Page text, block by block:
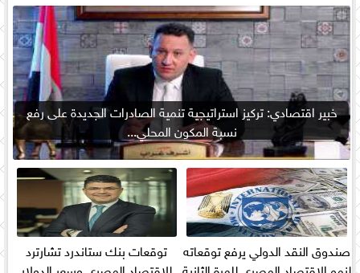
خبير اقتصادي: تركيز استراتيجية تنمية الصادرات الجديدة على رفع
نسبة المكون المحلي...
صندوق النقد الدولي يرفع توقعاته
توقعات بنك ستاندرد تشارترد